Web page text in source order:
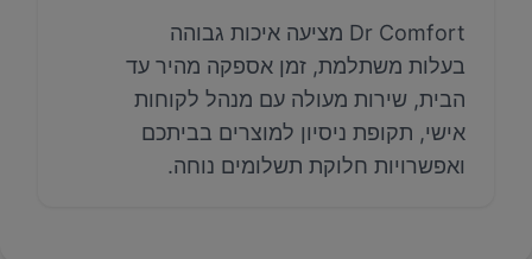
Dr Comfort מציעה איכות גבוהה
בעלות משתלמת, זמן אספקה מהיר עד
הבית, שירות מעולה עם מנהל לקוחות
אישי, תקופת ניסיון למוצרים בביתכם
ואפשרויות חלוקת תשלומים נוחה.